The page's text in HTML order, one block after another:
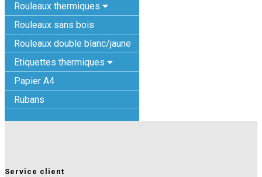
Rouleaux thermiques
Rouleaux sans bois
Rouleaux double blanc/jaune
Etiquettes thermiques
Papier A4
Rubans
Service client